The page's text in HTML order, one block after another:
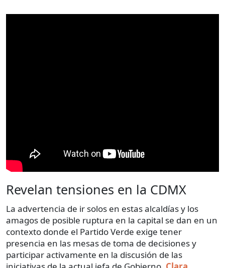
Revelan tensiones en la CDMX
La advertencia de ir solos en estas alcaldías y los
amagos de posible ruptura en la capital se dan en un
contexto donde el Partido Verde exige tener
presencia en las mesas de toma de decisiones y
participar activamente en la discusión de las